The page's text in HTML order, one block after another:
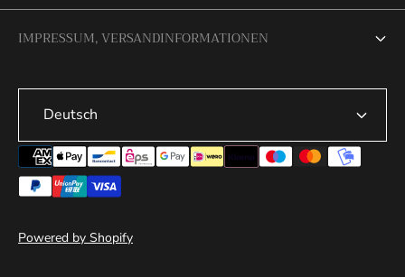
IMPRESSUM, VERSANDINFORMATIONEN
Impressum
AGB
Datenschutzerklärung
Rückgaberecht
Versandbedingungen
Deutsch
Powered by Shopify